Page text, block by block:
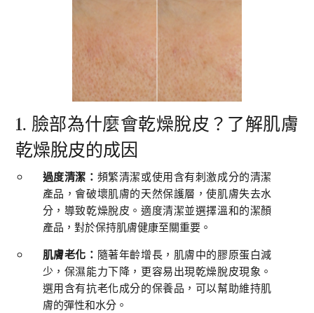
1. 臉部為什麼會乾燥脫皮？了解肌膚
乾燥脫皮的成因
過度清潔： 頻繁清潔或使用含有刺激成分的清潔
產品，會破壞肌膚的天然保護層，使肌膚失去水
分，導致乾燥脫皮。適度清潔並選擇溫和的潔顏
產品，對於保持肌膚健康至關重要。
肌膚老化： 隨著年齡增長，肌膚中的膠原蛋白減
少，保濕能力下降，更容易出現乾燥脫皮現象。
選用含有抗老化成分的保養品，可以幫助維持肌
膚的彈性和水分。